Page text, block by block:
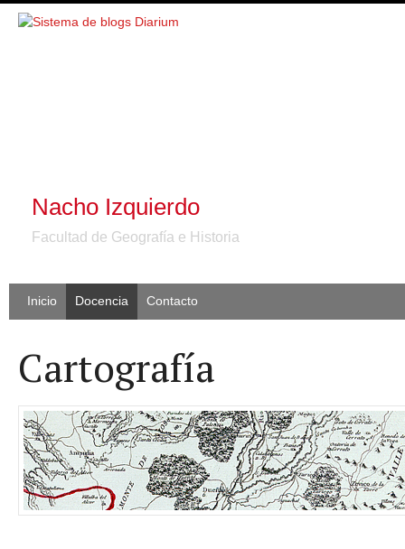
Nacho Izquierdo
Facultad de Geografía e Historia
Inicio Docencia Contacto
Cartografía